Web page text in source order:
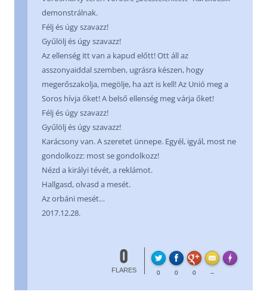
demonstrálnak.
Félj és úgy szavazz!
Gyűlölj és úgy szavazz!
Az ellenség itt van a kapud előtt! Ott áll az
asszonyaiddal szemben, ugrásra készen, hogy
megerőszakolja, megölje, ha azt is kell! Az Unió meg a
Soros hívja őket! A belső ellenség meg várja őket!
Félj és úgy szavazz!
Gyűlölj és úgy szavazz!
Karácsony van. A szeretet ünnepe. Egyél, igyál, most ne
gondolkozz: most se gondolkozz!
Nézd a királyi tévét, a reklámot.
Hallgasd, olvasd a mesét.
Az orbáni mesét…
2017.12.28.
0
FLARES 0 0 0 --
Made with